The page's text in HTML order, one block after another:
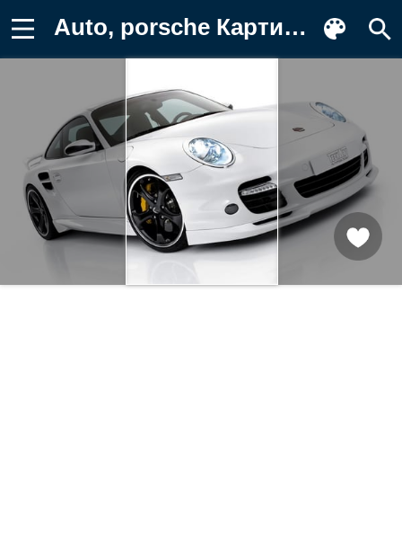
Auto, porsche Картинка